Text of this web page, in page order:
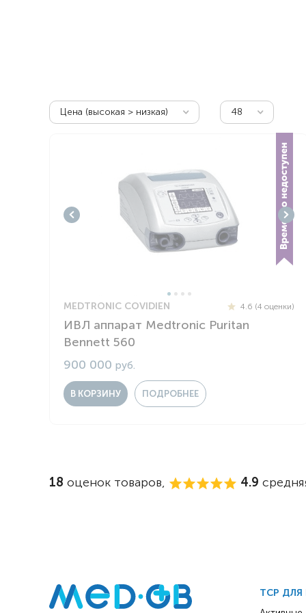
Цена (высокая > низкая) 48
MEDTRONIC COVIDIEN 4.6 (4 оценки)
ИВЛ аппарат Medtronic Puritan
Bennett 560
900 000 руб.
В КОРЗИНУ ПОДРОБНЕЕ
18 оценок товаров, 4.9
ТСР ДЛЯ